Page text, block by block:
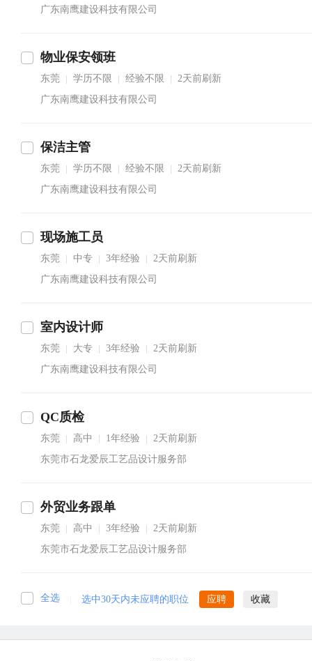
广东南鹰建设科技有限公司
物业保安领班
东莞 学历不限 经验不限
2天前刷新
广东南鹰建设科技有限公司
保洁主管
东莞 学历不限 经验不限
2天前刷新
广东南鹰建设科技有限公司
现场施工员
东莞 中专 3年经验
2天前刷新
广东南鹰建设科技有限公司
室内设计师
东莞 大专 3年经验
2天前刷新
广东南鹰建设科技有限公司
QC质检
东莞 高中 1年经验
2天前刷新
东莞市石龙爱辰工艺品设计服务部
外贸业务跟单
东莞 高中 3年经验
2天前刷新
东莞市石龙爱辰工艺品设计服务部
全选 选中30天内未应聘的职位 应聘 收藏